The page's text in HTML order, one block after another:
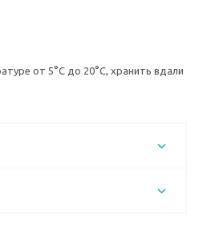
от 5°С до 20°С, хранить вдали